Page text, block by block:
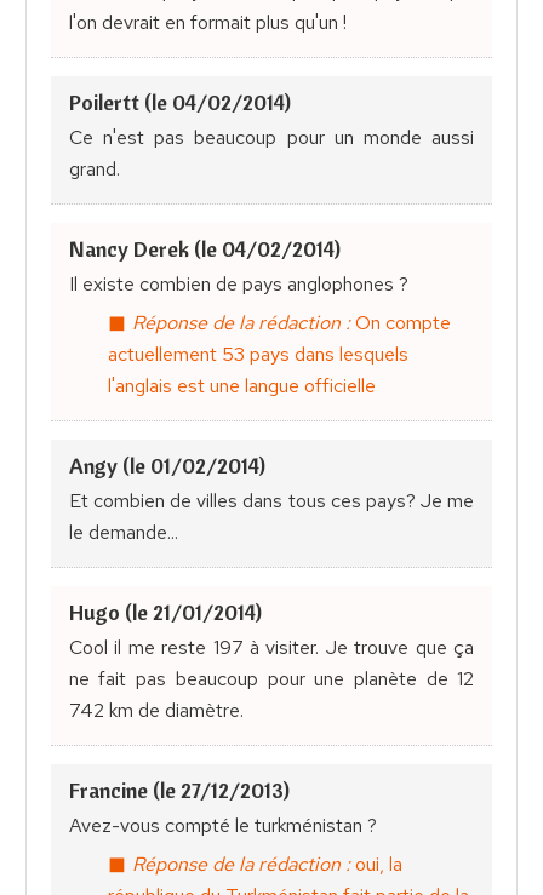
l'on devrait en formait plus qu'un !
Poilertt (le 04/02/2014)
Ce n'est pas beaucoup pour un monde aussi
grand.
Nancy Derek (le 04/02/2014)
Il existe combien de pays anglophones ?
Réponse de la rédaction :On compte
actuellement 53 pays dans lesquels
l'anglais est une langue officielle
Angy (le 01/02/2014)
Et combien de villes dans tous ces pays? Je me
le demande...
Hugo (le 21/01/2014)
Cool il me reste 197 à visiter. Je trouve que ça
ne fait pas beaucoup pour une planète de 12
742 km de diamètre.
Francine (le 27/12/2013)
Avez-vous compté le turkménistan ?
Réponse de la rédaction :oui, la